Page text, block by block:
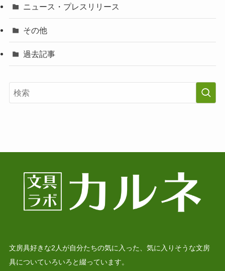
ニュース・プレスリリース
その他
過去記事
文房具好きな2人が自分たちの気に入った、気に入りそうな文房
具についていろいろと綴っています。